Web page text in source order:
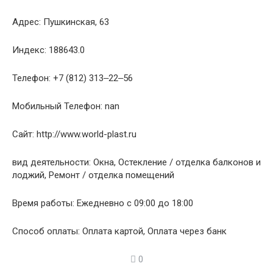
Адрес: Пушкинская, 63
Индекс: 188643.0
Телефон: +7 (812) 313‒22‒56
Мобильный Телефон: nan
Сайт: http://www.world-plast.ru
вид деятельности: Окна, Остекление / отделка балконов и
лоджий, Ремонт / отделка помещений
Время работы: Ежедневно с 09:00 до 18:00
Способ оплаты: Оплата картой, Оплата через банк
0